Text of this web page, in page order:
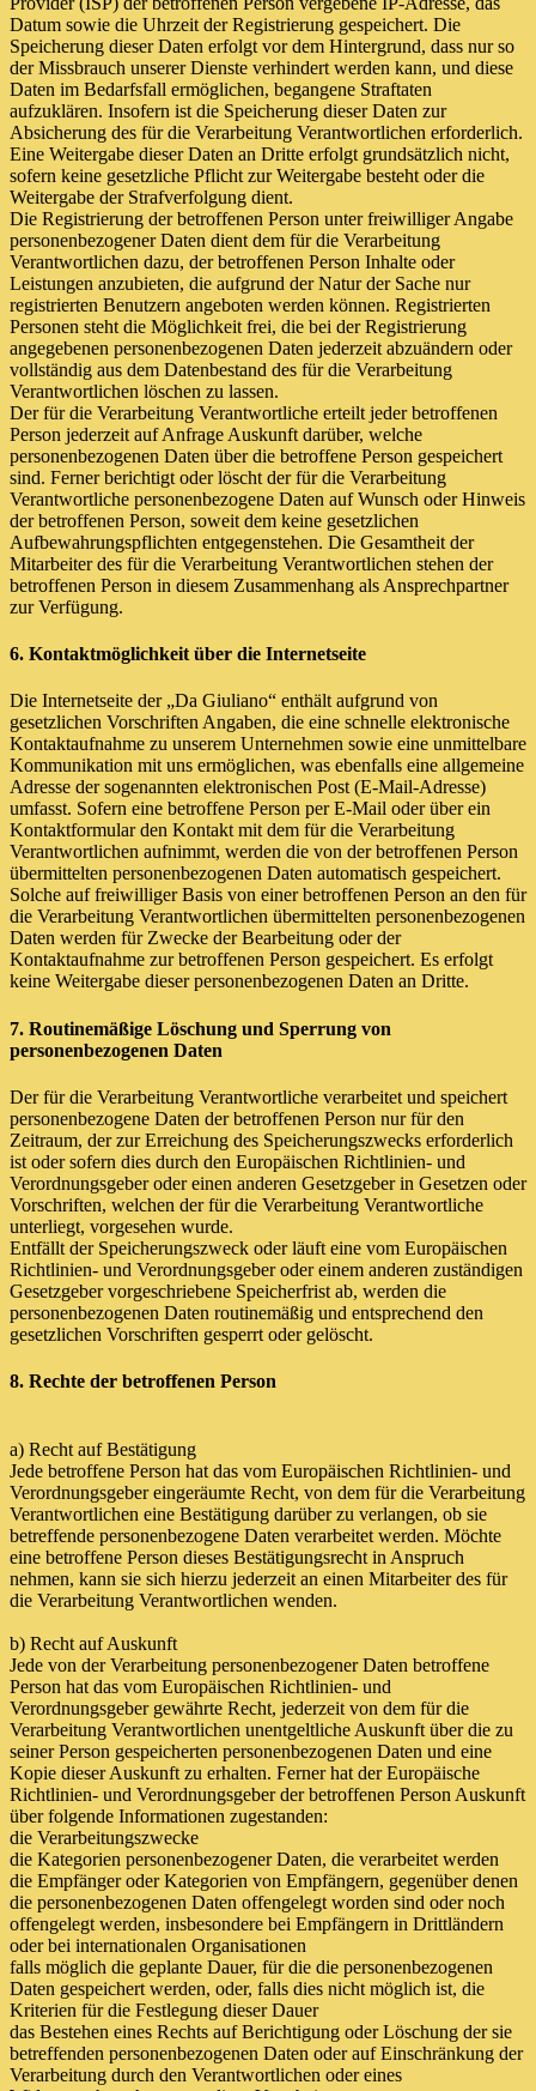
Datum sowie die Uhrzeit der Registrierung gespeichert. Die
Speicherung dieser Daten erfolgt vor dem Hintergrund, dass nur so
der Missbrauch unserer Dienste verhindert werden kann, und diese
Daten im Bedarfsfall ermöglichen, begangene Straftaten
aufzuklären. Insofern ist die Speicherung dieser Daten zur
Absicherung des für die Verarbeitung Verantwortlichen erforderlich.
Eine Weitergabe dieser Daten an Dritte erfolgt grundsätzlich nicht,
sofern keine gesetzliche Pflicht zur Weitergabe besteht oder die
Weitergabe der Strafverfolgung dient.
Die Registrierung der betroffenen Person unter freiwilliger Angabe
personenbezogener Daten dient dem für die Verarbeitung
Verantwortlichen dazu, der betroffenen Person Inhalte oder
Leistungen anzubieten, die aufgrund der Natur der Sache nur
registrierten Benutzern angeboten werden können. Registrierten
Personen steht die Möglichkeit frei, die bei der Registrierung
angegebenen personenbezogenen Daten jederzeit abzuändern oder
vollständig aus dem Datenbestand des für die Verarbeitung
Verantwortlichen löschen zu lassen.
Der für die Verarbeitung Verantwortliche erteilt jeder betroffenen
Person jederzeit auf Anfrage Auskunft darüber, welche
personenbezogenen Daten über die betroffene Person gespeichert
sind. Ferner berichtigt oder löscht der für die Verarbeitung
Verantwortliche personenbezogene Daten auf Wunsch oder Hinweis
der betroffenen Person, soweit dem keine gesetzlichen
Aufbewahrungspflichten entgegenstehen. Die Gesamtheit der
Mitarbeiter des für die Verarbeitung Verantwortlichen stehen der
betroffenen Person in diesem Zusammenhang als Ansprechpartner
zur Verfügung.
6. Kontaktmöglichkeit über die Internetseite
Die Internetseite der „Da Giuliano“ enthält aufgrund von
gesetzlichen Vorschriften Angaben, die eine schnelle elektronische
Kontaktaufnahme zu unserem Unternehmen sowie eine unmittelbare
Kommunikation mit uns ermöglichen, was ebenfalls eine allgemeine
Adresse der sogenannten elektronischen Post (E-Mail-Adresse)
umfasst. Sofern eine betroffene Person per E-Mail oder über ein
Kontaktformular den Kontakt mit dem für die Verarbeitung
Verantwortlichen aufnimmt, werden die von der betroffenen Person
übermittelten personenbezogenen Daten automatisch gespeichert.
Solche auf freiwilliger Basis von einer betroffenen Person an den für
die Verarbeitung Verantwortlichen übermittelten personenbezogenen
Daten werden für Zwecke der Bearbeitung oder der
Kontaktaufnahme zur betroffenen Person gespeichert. Es erfolgt
keine Weitergabe dieser personenbezogenen Daten an Dritte.
7. Routinemäßige Löschung und Sperrung von
personenbezogenen Daten
Der für die Verarbeitung Verantwortliche verarbeitet und speichert
personenbezogene Daten der betroffenen Person nur für den
Zeitraum, der zur Erreichung des Speicherungszwecks erforderlich
ist oder sofern dies durch den Europäischen Richtlinien- und
Verordnungsgeber oder einen anderen Gesetzgeber in Gesetzen oder
Vorschriften, welchen der für die Verarbeitung Verantwortliche
unterliegt, vorgesehen wurde.
Entfällt der Speicherungszweck oder läuft eine vom Europäischen
Richtlinien- und Verordnungsgeber oder einem anderen zuständigen
Gesetzgeber vorgeschriebene Speicherfrist ab, werden die
personenbezogenen Daten routinemäßig und entsprechend den
gesetzlichen Vorschriften gesperrt oder gelöscht.
8. Rechte der betroffenen Person
a) Recht auf Bestätigung
Jede betroffene Person hat das vom Europäischen Richtlinien- und
Verordnungsgeber eingeräumte Recht, von dem für die Verarbeitung
Verantwortlichen eine Bestätigung darüber zu verlangen, ob sie
betreffende personenbezogene Daten verarbeitet werden. Möchte
eine betroffene Person dieses Bestätigungsrecht in Anspruch
nehmen, kann sie sich hierzu jederzeit an einen Mitarbeiter des für
die Verarbeitung Verantwortlichen wenden.
b) Recht auf Auskunft
Jede von der Verarbeitung personenbezogener Daten betroffene
Person hat das vom Europäischen Richtlinien- und
Verordnungsgeber gewährte Recht, jederzeit von dem für die
Verarbeitung Verantwortlichen unentgeltliche Auskunft über die zu
seiner Person gespeicherten personenbezogenen Daten und eine
Kopie dieser Auskunft zu erhalten. Ferner hat der Europäische
Richtlinien- und Verordnungsgeber der betroffenen Person Auskunft
über folgende Informationen zugestanden:
die Verarbeitungszwecke
die Kategorien personenbezogener Daten, die verarbeitet werden
die Empfänger oder Kategorien von Empfängern, gegenüber denen
die personenbezogenen Daten offengelegt worden sind oder noch
offengelegt werden, insbesondere bei Empfängern in Drittländern
oder bei internationalen Organisationen
falls möglich die geplante Dauer, für die die personenbezogenen
Daten gespeichert werden, oder, falls dies nicht möglich ist, die
Kriterien für die Festlegung dieser Dauer
das Bestehen eines Rechts auf Berichtigung oder Löschung der sie
betreffenden personenbezogenen Daten oder auf Einschränkung der
Verarbeitung durch den Verantwortlichen oder eines